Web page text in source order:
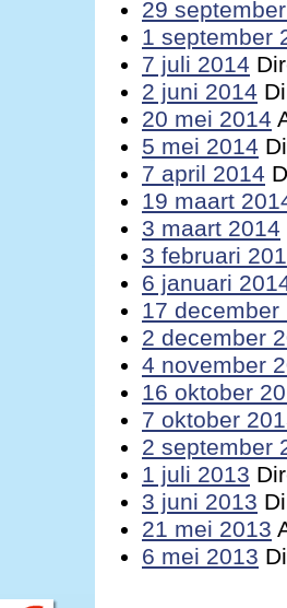
29
1 september
7 juli 2014
2 juni 2014
20 mei 2014
5 mei 2014
7 april 2014
19 maart
3 maart 2014
3 februari
6 januari
17 december
2 december
4 november
16 oktober
7 oktober
2 september
1 juli 2013
3 juni 2013
21 mei 2013
6 mei 2013